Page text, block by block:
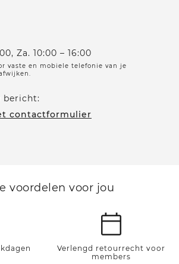
Za. 10:00 – 16:00
vaste en mobiele telefonie van je
bericht:
contactformulier
voordelen voor jou
Verlengd retourrecht voor
members